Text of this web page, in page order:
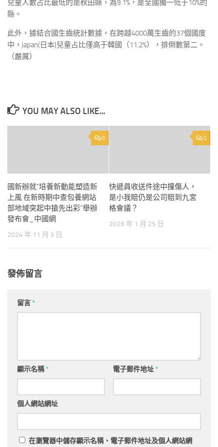
兒童人數占比最低的是秋田縣，為9.1%，是全國獨一低于10%的
縣。
此外，據結合國生齒統計數據，在跨越4000萬生齒的37個國度
中，japan(日本)兒童占比僅高于韓國（11.2%），排倒數第二。
（嚴厲）
YOU MAY ALSO LIKE...
0
國新辦就“培養新動能塑造新
上風 在新時期中查包養網站
部地域突起中搶先出彩”舉辦
發布會_中國網
2024 年 11 月 3 日
0
快遞員收送件途中撞傷人，
是小我賠仍是公司賠到九宮
格會議？
2026 年 1 月 25 日
發佈留言
留言*
顯示名稱* 電子郵件地址*
個人網站網址
在瀏覽器中儲存顯示名稱、電子郵件地址及個人網站網